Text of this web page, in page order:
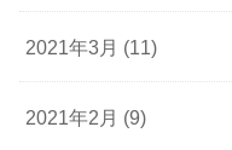
2021年3月 (11)
2021年2月 (9)